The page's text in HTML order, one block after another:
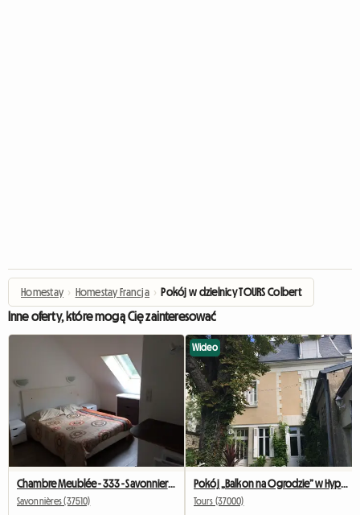
Homestay › Homestay Francja › Pokój w dzielnicy TOURS Colbert
Inne oferty, które mogą Cię zainteresować
Chambre Meublée - 333 - Savonnieres - Voiture Conseillée
Savonnières (37510)
Wideo
Pokój „Balkon na Ogrodzie” w Hyper City Center w Tours
Tours (37000)